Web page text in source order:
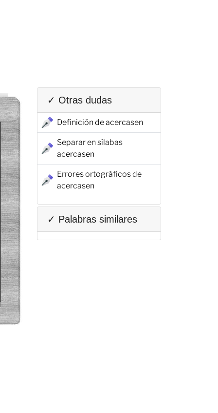
✓ Otras dudas
Definición de acercasen
Separar en sílabas
acercasen
Errores ortográficos de
acercasen
✓ Palabras similares